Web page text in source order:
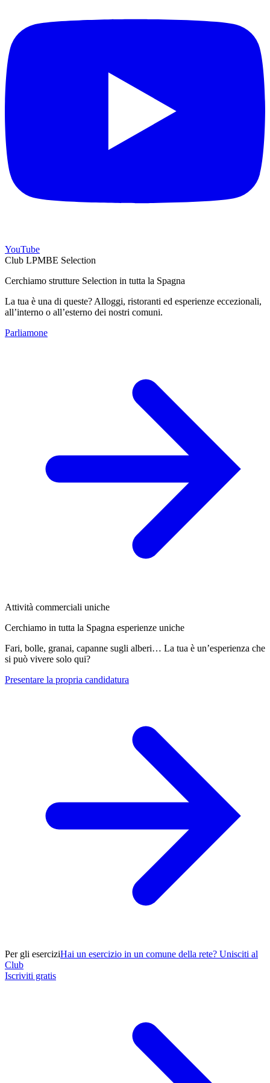
YouTube
Club LPMBE Selection
Cerchiamo strutture Selection in tutta la Spagna
La tua è una di queste? Alloggi, ristoranti ed esperienze eccezionali,
all’interno o all’esterno dei nostri comuni.
Parliamone
Attività commerciali uniche
Cerchiamo in tutta la Spagna esperienze uniche
Fari, bolle, granai, capanne sugli alberi… La tua è un’esperienza che
si può vivere solo qui?
Presentare la propria candidatura
Per gli eserciziHai un esercizio in un comune della rete? Unisciti al
Club
Iscriviti gratis